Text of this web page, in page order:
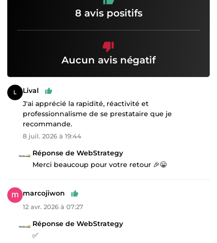
8 avis positifs
Aucun avis négatif
Lival
J'ai apprécié la rapidité, réactivité et
professionnalisme de se prestataire que je
recommande.
8 juil. 2026 à 19:44
Réponse de WebStrategy
Merci beaucoup pour votre retour 🎉😁
marcojiwon
12 avr. 2026 à 07:27
Réponse de WebStrategy
✅